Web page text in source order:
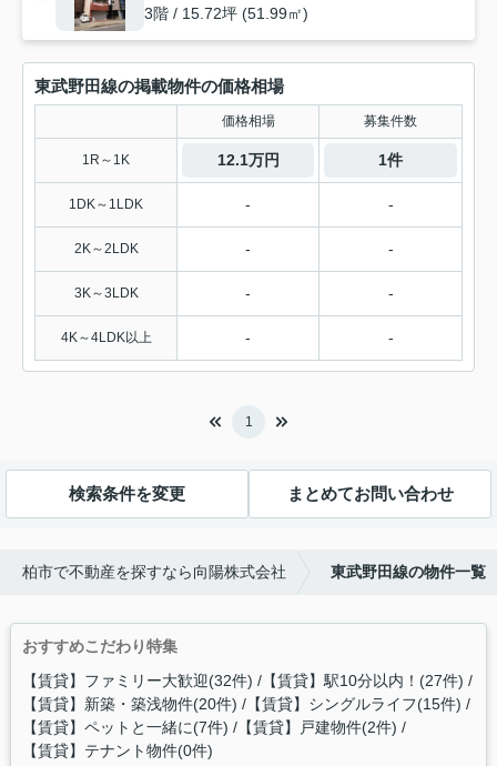
3階 / 15.72坪 (51.99㎡)
東武野田線の掲載物件の価格相場
価格相場 募集件数
1R～1K 12.1万円 1件
1DK～1LDK - -
2K～2LDK - -
3K～3LDK - -
4K～4LDK以上 - -
1
検索条件を変更 まとめてお問い合わせ
柏市で不動産を探すなら向陽株式会社 東武野田線の物件一覧
おすすめこだわり特集
【賃貸】ファミリー大歓迎(32件) 【賃貸】駅10分以内！(27件)
【賃貸】新築・築浅物件(20件) 【賃貸】シングルライフ(15件)
【賃貸】ペットと一緒に(7件) 【賃貸】戸建物件(2件)
【賃貸】テナント物件(0件)